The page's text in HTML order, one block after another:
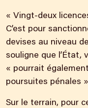
« Vingt-deux
C’est pour
devises au niveau
souligne que l’État,
« pourrait
poursuites pénales
Sur le terrain, pour